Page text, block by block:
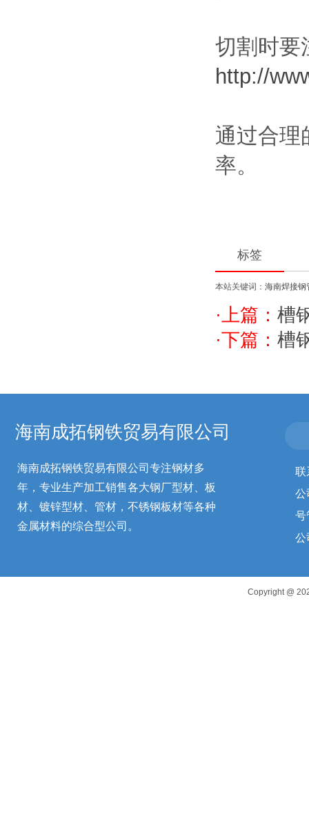
切割时要
http://
通过合理
率。
标签
本站关键词： 海南焊接钢
·上篇： 槽
·下篇： 槽
海南成拓钢铁贸易有限公司专注钢材多
年，专业生产加工销售各大钢厂型材、板
材、镀锌型材、管材，不锈钢板材等各种
金属材料的综合型公司。
联
公
号
公
海南成拓钢铁贸易有限公司
Copyright @